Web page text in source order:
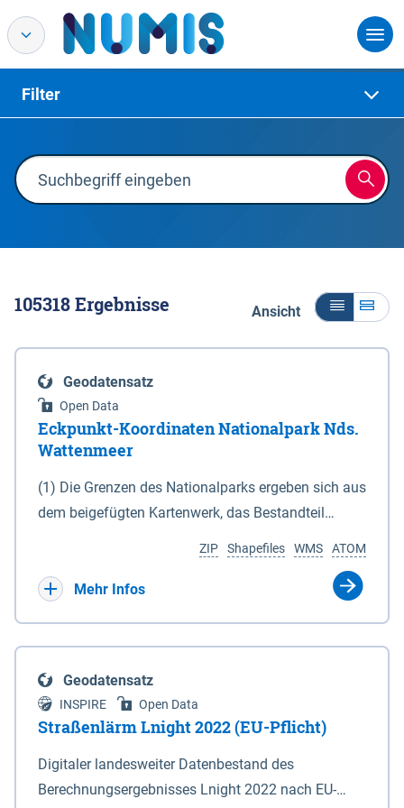
Filter
105318Ergebnisse Ansicht
Geodatensatz
Open Data
Eckpunkt-Koordinaten Nationalpark Nds.
Wattenmeer
(1) Die Grenzen des Nationalparks ergeben sich aus
dem beigefügten Kartenwerk, das Bestandteil
(DTK) im Maßstab 1 : 100 000 (Anlage 2), 2.
verkleinerte Amtliche Karte 1 : 5 000 (AK5) im
projizierte Koordinaten im Europäischen
Terrestrischen Referenzsystem 1989 (ETRS 89) mit
der Universalen Transversalen Mercator-Abbildung
bezogen auf die Zone 32 N (UTM 32N) dargestellt
(Anlage 4); Gleiches gilt für die geografischen
ATOM
WMS
Shapefiles
ZIP
Mehr Infos
Geodatensatz
INSPIRE Open Data
Straßenlärm Lnight 2022 (EU-Pflicht)
Digitaler landesweiter Datenbestand des
Berechnungsergebnisses Lnight 2022 nach EU-